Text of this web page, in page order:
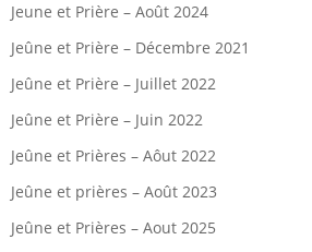
Jeune et Prière – Août 2024
Jeûne et Prière – Décembre 2021
Jeûne et Prière – Juillet 2022
Jeûne et Prière – Juin 2022
Jeûne et Prières – Aôut 2022
Jeûne et prières – Août 2023
Jeûne et Prières – Aout 2025